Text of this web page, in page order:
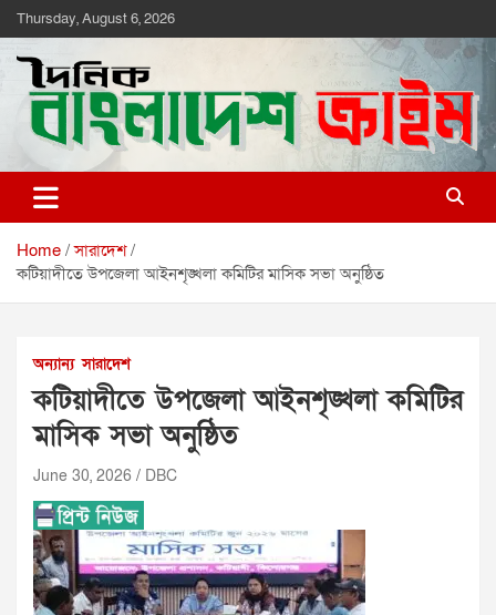
Skip
to
content
Thursday, August 6, 2026
দৈনিক বাংলাদেশ ক্রাইম
দৈনিক বাংলাদেশ ক্রাইম
Home সারাদেশ
কটিয়াদীতে উপজেলা আইনশৃঙ্খলা কমিটির মাসিক সভা অনুষ্ঠিত
অন্যান্য সারাদেশ
কটিয়াদীতে উপজেলা আইনশৃঙ্খলা কমিটির
মাসিক সভা অনুষ্ঠিত
June 30, 2026 DBC